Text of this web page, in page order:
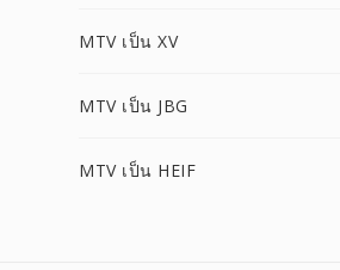
MTV เป็น XV
MTV เป็น JBG
MTV เป็น HEIF